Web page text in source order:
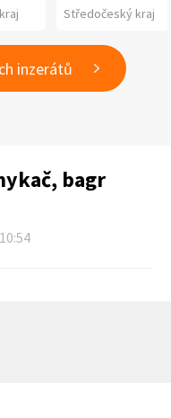
Středočeský kraj
inzerátů
bagr